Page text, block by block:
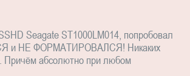
Seagate ST1000LM014, попробовал
и НЕ ФОРМАТИРОВАЛСЯ! Никаких
Причём абсолютно при любом